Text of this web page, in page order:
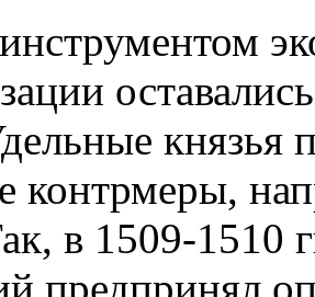
князья
контрмеры,
в 1509-1510